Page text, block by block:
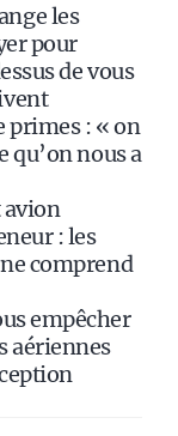
les
pour
de vous
primes : « on
qu’on nous a
avion
: les
comprend
empêcher
aériennes